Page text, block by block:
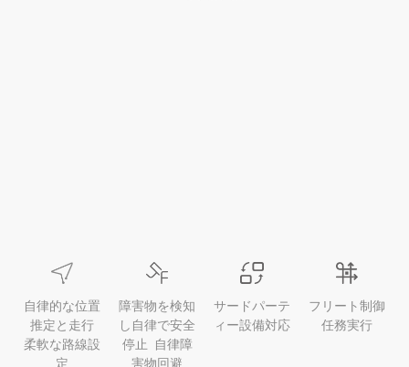
自律的な位置
推定と走行
柔軟な路線設
障害物を検知
し自律で安全
停止 自律障
サードパーテ
ィー設備対応
フリート制御
任務実行